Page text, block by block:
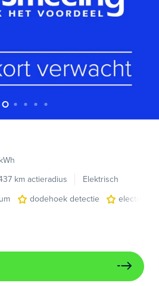
km actieradius
Elektrisch
dodehoek detectie
electronic